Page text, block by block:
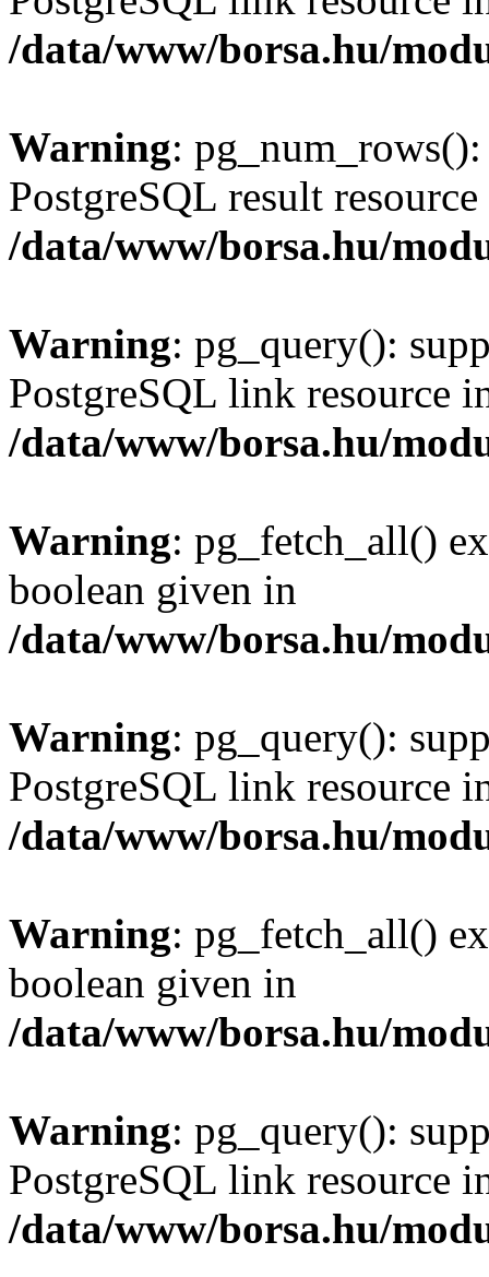
/data/www/borsa.hu/
Warning:
PostgreSQL result
/data/www/borsa.hu/
Warning: pg_query():
PostgreSQL link resource
/data/www/borsa.hu/
Warning: pg_fetch_all()
boolean given in
/data/www/borsa.hu/
Warning: pg_query():
PostgreSQL link resource
/data/www/borsa.hu/
Warning: pg_fetch_all()
boolean given in
/data/www/borsa.hu/
Warning: pg_query():
PostgreSQL link resource
/data/www/borsa.hu/